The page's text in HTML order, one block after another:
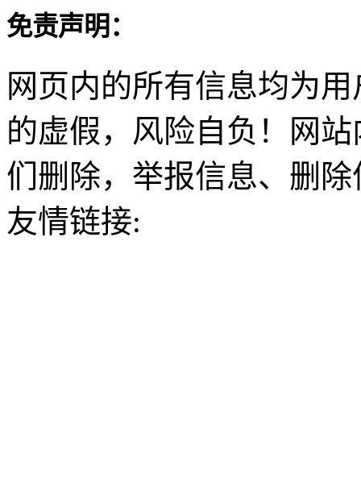
免责声明：
网页内的所有信息均为
的虚假，风险自负！网
们删除，举报信息、删
友情链接: